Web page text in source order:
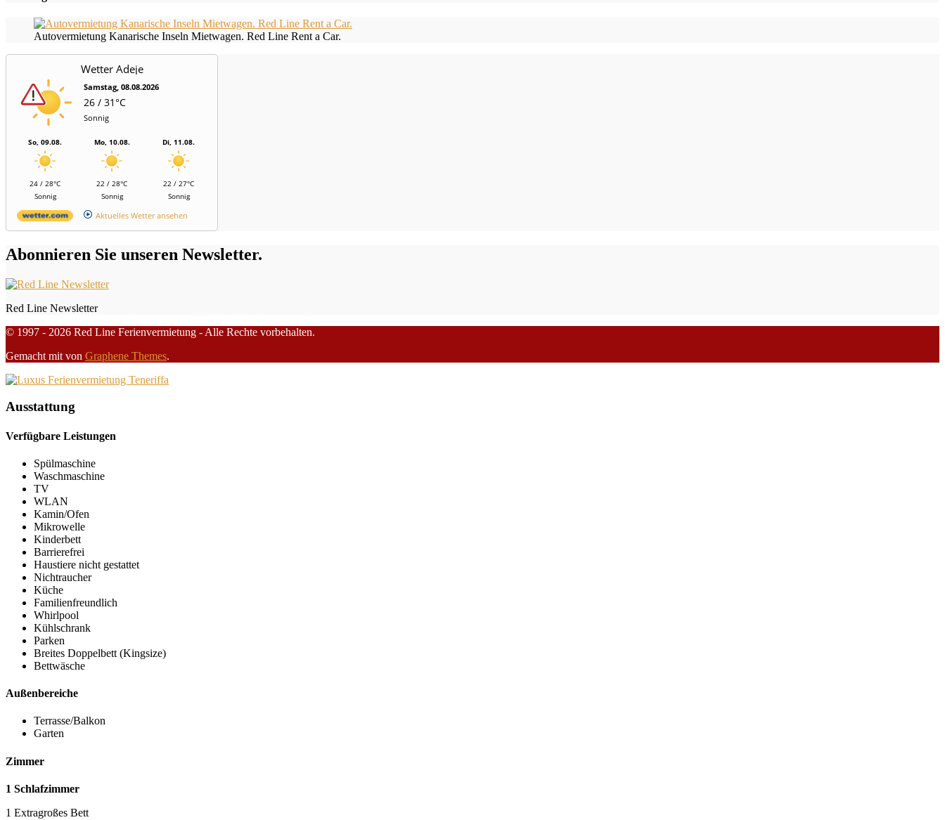
Autovermietung Kanarische Inseln Mietwagen. Red Line Rent a Car.
Wetter Adeje
Samstag, 08.08.2026
26 / 31°C
Sonnig
So, 09.08.
24 / 28°C
Sonnig
Mo, 10.08.
22 / 28°C
Sonnig
Di, 11.08.
22 / 27°C
Sonnig
Aktuelles Wetter ansehen
Abonnieren Sie unseren Newsletter.
Red Line Newsletter
© 1997 - 2026 Red Line Ferienvermietung - Alle Rechte vorbehalten.
Gemacht mit von Graphene Themes.
Ausstattung
Verfügbare Leistungen
Spülmaschine
Waschmaschine
TV
WLAN
Kamin/Ofen
Mikrowelle
Kinderbett
Barrierefrei
Haustiere nicht gestattet
Nichtraucher
Küche
Familienfreundlich
Whirlpool
Kühlschrank
Parken
Breites Doppelbett (Kingsize)
Bettwäsche
Außenbereiche
Terrasse/Balkon
Garten
Zimmer
1 Schlafzimmer
1 Extragroßes Bett